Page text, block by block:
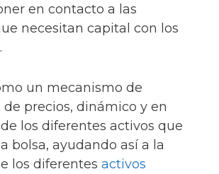
en contacto a las
necesitan capital con los
un mecanismo de
precios, dinámico y en
los diferentes activos que
bolsa, ayudando así a la
los diferentes activos